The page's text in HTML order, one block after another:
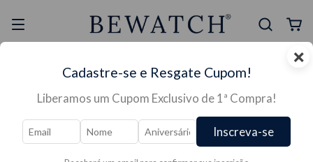
Mais Segura Lojas Físicas
×
Cadastre-se e Resgate Cupom!
Liberamos um Cupom Exclusivo de 1ª Compra!
Inscreva-se